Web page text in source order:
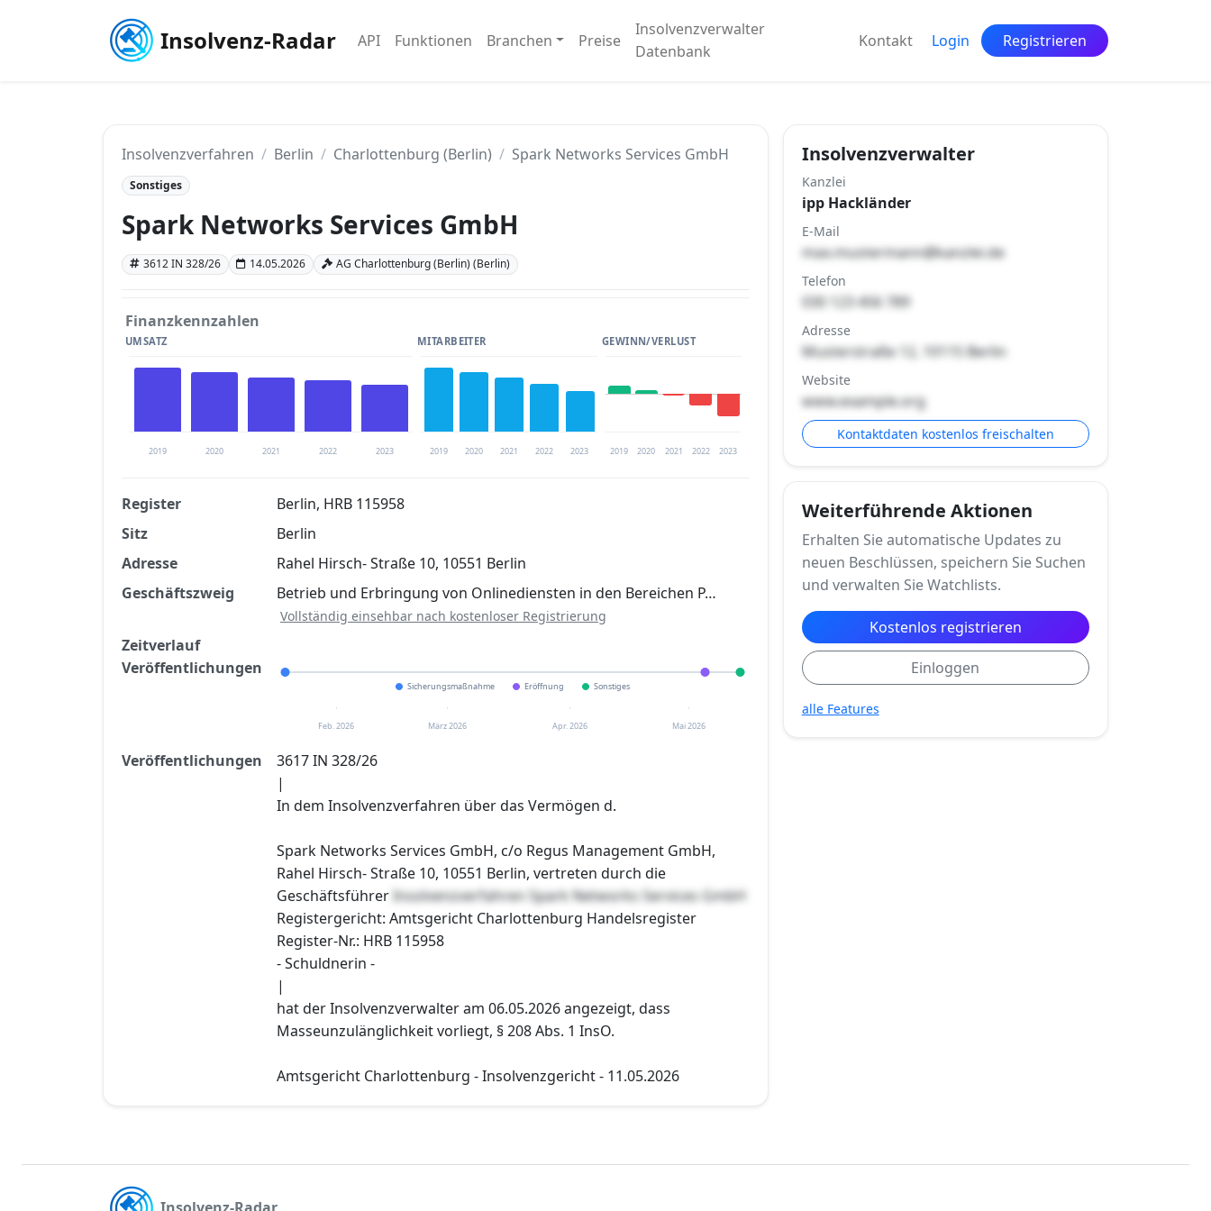
Insolvenz-Radar API Funktionen Branchen Preise
Insolvenzverwalter
Datenbank
Kontakt Login Registrieren
Insolvenzverfahren Berlin Charlottenburg (Berlin) Spark Networks Services GmbH
Sonstiges
Spark Networks Services GmbH
3612 IN 328/26 14.05.2026 AG Charlottenburg (Berlin) (Berlin)
Finanzkennzahlen
UMSATZ
2019 2020 2021 2022 2023
MITARBEITER
2019 2020 2021 2022 2023
GEWINN/VERLUST
2019 2020 2021 2022 2023
Finanzkennzahlen nach kostenloser Registrierung verfügbar
Jetzt kostenlos registrieren
Register
Berlin, HRB 115958
Sitz
Berlin
Adresse
Rahel Hirsch- Straße 10, 10551 Berlin
Geschäftszweig
Betrieb und Erbringung von Onlinediensten in den Bereichen P…
Vollständig einsehbar nach kostenloser Registrierung
Zeitverlauf
Veröffentlichungen
Sicherungsmaßnahme Eröffnung Sonstiges
Feb. 2026 März 2026 Apr. 2026 Mai 2026
Veröffentlichungen
3617 IN 328/26
|
In dem Insolvenzverfahren über das Vermögen d.
Spark Networks Services GmbH, c/o Regus Management GmbH,
Rahel Hirsch- Straße 10, 10551 Berlin, vertreten durch die
Geschäftsführer Insolvenzverfahren Spark Networks Services GmbH
Registergericht: Amtsgericht Charlottenburg Handelsregister
Register-Nr.: HRB 115958
- Schuldnerin -
|
hat der Insolvenzverwalter am 06.05.2026 angezeigt, dass
Masseunzulänglichkeit vorliegt, § 208 Abs. 1 InsO.
Amtsgericht Charlottenburg - Insolvenzgericht - 11.05.2026
Insolvenzverwalter
Kanzlei
ipp Hackländer
E-Mail
max.mustermann@kanzlei.de
Telefon
030 123 456 789
Adresse
Musterstraße 12, 10115 Berlin
Website
www.example.org
Kontaktdaten kostenlos freischalten
Weiterführende Aktionen
Erhalten Sie automatische Updates zu
neuen Beschlüssen, speichern Sie Suchen
und verwalten Sie Watchlists.
Kostenlos registrieren
Einloggen
alle Features